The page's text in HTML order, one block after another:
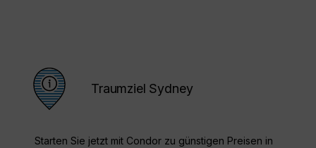
Traumziel Sydney
Starten Sie jetzt mit Condor zu günstigen Preisen in